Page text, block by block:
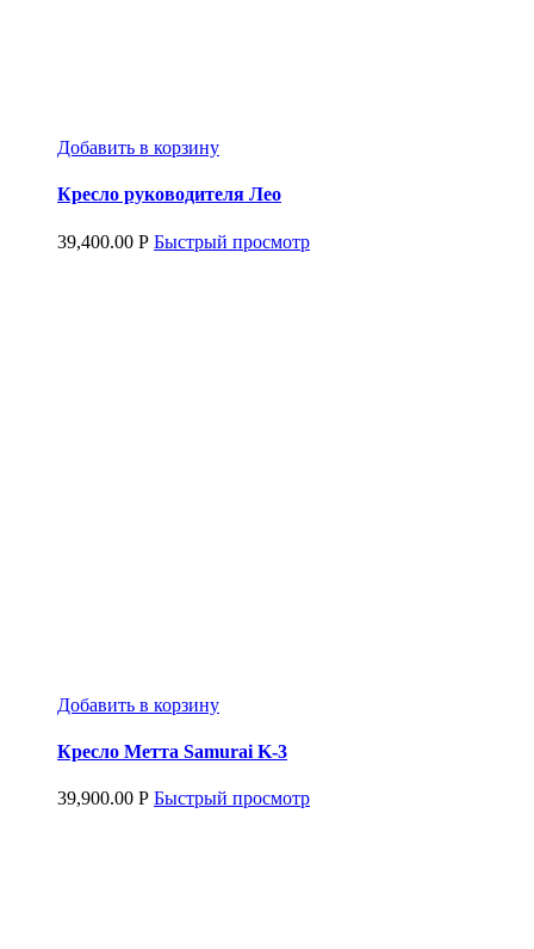
Добавить в корзину
Кресло руководителя Лео
39,400.00 Р Быстрый просмотр
Добавить в корзину
Кресло Метта Samurai K-3
39,900.00 Р Быстрый просмотр